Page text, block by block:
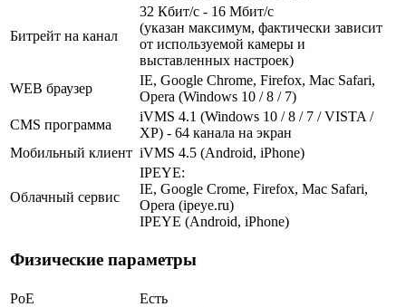
Битрейт на канал
32 Кбит/с - 16 Мбит/с
(указан максимум, фактически зависит
от используемой камеры и
выставленных настроек)
WEB браузер
IE, Google Chrome, Firefox, Mac Safari,
Opera (Windows 10 / 8 / 7)
CMS программа
iVMS 4.1 (Windows 10 / 8 / 7 / VISTA /
XP) - 64 канала на экран
Мобильный клиент iVMS 4.5 (Android, iPhone)
Облачный сервис
IPEYE:
IE, Google Crome, Firefox, Mac Safari,
Opera (ipeye.ru)
IPEYE (Android, iPhone)
Физические параметры
PoE Есть